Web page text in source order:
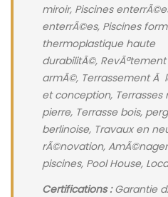
miroir, Piscines
enterrÃ©es, Piscines
thermoplastique haute
durabilitÃ©,
armÃ©, Terrassement Ã
et conception,
pierre, Terrasse bois,
berlinoise, Travaux en
rÃ©novation,
piscines, Pool House,
Certifications :Garantie